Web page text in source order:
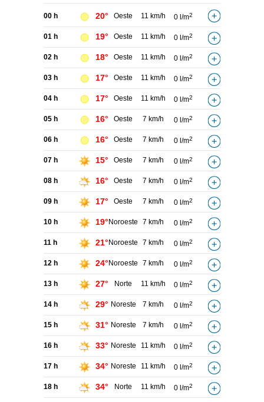
00 h 20° Oeste 11 km/h 0 l/m2
01 h 19° Oeste 11 km/h 0 l/m2
02 h 18° Oeste 11 km/h 0 l/m2
03 h 17° Oeste 11 km/h 0 l/m2
04 h 17° Oeste 11 km/h 0 l/m2
05 h 16° Oeste 7 km/h 0 l/m2
06 h 16° Oeste 7 km/h 0 l/m2
07 h 15° Oeste 7 km/h 0 l/m2
08 h 16° Oeste 7 km/h 0 l/m2
09 h 17° Oeste 7 km/h 0 l/m2
10 h 19° Noroeste 7 km/h 0 l/m2
11 h 21° Noroeste 7 km/h 0 l/m2
12 h 24° Noroeste 7 km/h 0 l/m2
13 h 27° Norte 11 km/h 0 l/m2
14 h 29° Noreste 7 km/h 0 l/m2
15 h 31° Noreste 7 km/h 0 l/m2
16 h 33° Noreste 11 km/h 0 l/m2
17 h 34° Noreste 11 km/h 0 l/m2
18 h 34° Norte 11 km/h 0 l/m2